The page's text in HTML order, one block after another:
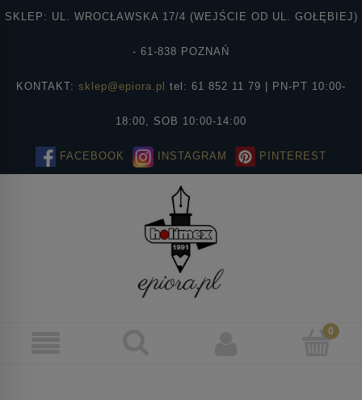
SKLEP: UL. WROCŁAWSKA 17/4 (WEJŚCIE OD UL. GOŁĘBIEJ)
- 61-838 POZNAŃ
KONTAKT: sklep@epiora.pl tel: 61 852 11 79 | PN-PT 10:00-
18:00, SOB 10:00-14:00
FACEBOOK INSTAGRAM PINTEREST